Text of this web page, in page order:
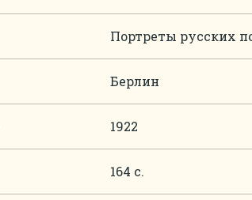
Портреты русских
Берлин
1922
164 с.